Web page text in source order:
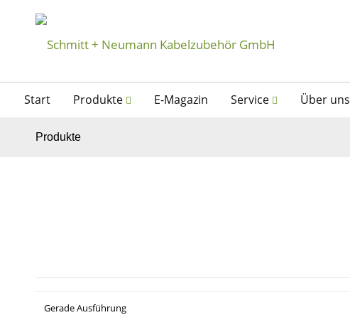
Start Produkte E-Magazin Service Über uns
Produkte
Gerade Ausführung